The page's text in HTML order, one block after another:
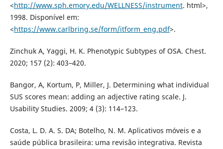
<http://www.sph.emory.edu/WELLNESS/instrument. html>,
1998. Disponível em:
<https://www.carlbring.se/form/itform_eng.pdf>.
Zinchuk A, Yaggi, H. K. Phenotypic Subtypes of OSA. Chest.
2020; 157 (2): 403–420.
Bangor, A, Kortum, P, Miller, J. Determining what individual
SUS scores mean: adding an adjective rating scale. J.
Usability Studies. 2009; 4 (3): 114–123.
Costa, L. D. A. S. DA; Botelho, N. M. Aplicativos móveis e a
saúde pública brasileira: uma revisão integrativa. Revista